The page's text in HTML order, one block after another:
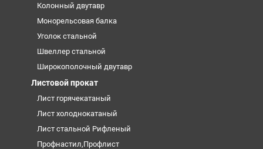
Колонный двутавр
Монорельсовая балка
Уголок стальной
Швеллер стальной
Широкополочный двутавр
Листовой прокат
Лист горячекатаный
Лист холоднокатаный
Лист стальной Рифленый
Профнастил,Профлист